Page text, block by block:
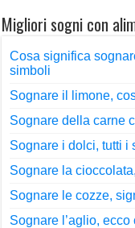
Migliori sogni con
Cosa significa
simboli
Sognare il limone,
Sognare della carne
Sognare i dolci, tutti i
Sognare la
Sognare le cozze,
Sognare l’aglio,